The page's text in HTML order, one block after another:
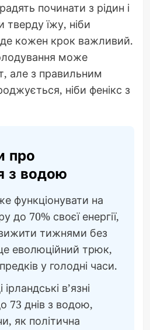
починати з рідин і
тверду їжу, ніби
де кожен крок важливий.
може
але з правильним
ніби фенікс з
про
з водою
функціонувати на
до 70% своєї енергії,
тижнями без
еволюційний трюк,
у голодні часи.
в’язні
73 днів з водою,
як політична